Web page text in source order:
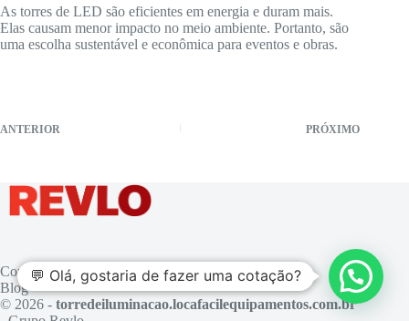
As torres de LED são eficientes em energia e duram mais.
Elas causam menor impacto no meio ambiente. Portanto, são
uma escolha sustentável e econômica para eventos e obras.
ANTERIOR PRÓXIMO
Contato
Blog
© 2026 - torredeiluminacao.locafacilequipamentos.com.br
💬 Olá, gostaria de fazer uma cotação?